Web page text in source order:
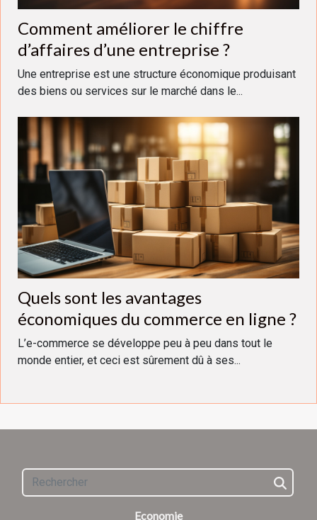
Comment améliorer le chiffre
d’affaires d’une entreprise ?
Une entreprise est une structure économique produisant
des biens ou services sur le marché dans le...
Quels sont les avantages
économiques du commerce en ligne ?
L’e-commerce se développe peu à peu dans tout le
monde entier, et ceci est sûrement dû à ses...
Economie